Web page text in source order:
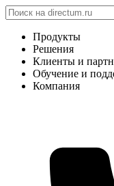
Продукты
Решения
Клиенты и
Обучение и
Компания